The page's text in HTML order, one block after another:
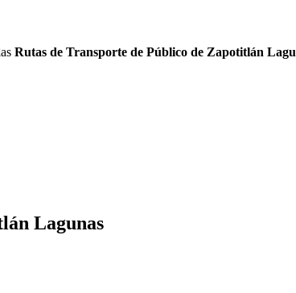
Rutas de Transporte de Público de Zapotitlán
Lagunas